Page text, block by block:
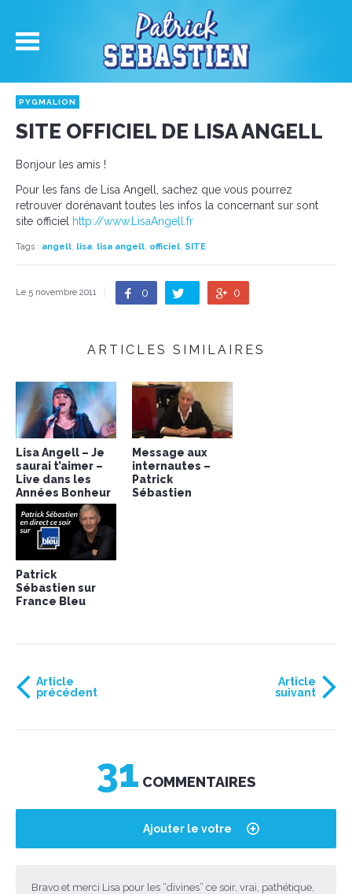
PYGMALION
SITE OFFICIEL DE LISA ANGELL
Bonjour les amis !
Pour les fans de Lisa Angell, sachez que vous pourrez
retrouver dorénavant toutes les infos la concernant sur sont
site officiel
http://www.LisaAngell.fr
Tags : angell, lisa, lisa angell, officiel, SITE
Le 5 novembre 2011 0 0
ARTICLES SIMILAIRES
Lisa Angell – Je
saurai t’aimer –
Live dans les
Années Bonheur
Message aux
internautes –
Patrick
Sébastien
Patrick
Sébastien sur
France Bleu
Article
précédent
Article
suivant
Ajouter le votre
31 COMMENTAIRES
Bravo et merci Lisa pour les “divines” ce soir, vrai, pathétique,